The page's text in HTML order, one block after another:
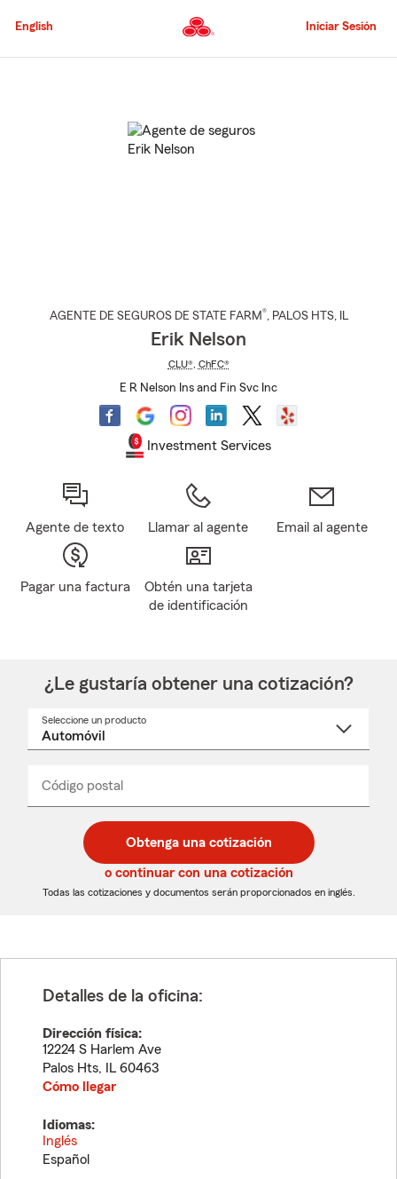
al
principal
English Iniciar Sesión
AGENTE DE SEGUROS DE STATE FARM®, PALOS HTS, IL
Erik Nelson
CLU®, ChFC®
E R Nelson Ins and Fin Svc Inc
Investment Services
Agente de texto Llamar al agente Email al agente
Pagar una factura
Obtén una tarjeta
de identificación
¿Le gustaría obtener una cotización?
Seleccione un producto
desplegable
Código postal
de
5
dígitos
de
5
dígitos
_____
Obtenga una cotización
o continuar con una cotización
Todas las cotizaciones y documentos serán proporcionados en inglés.
Detalles de la oficina:
Dirección física:
12224 S Harlem Ave
Palos Hts, IL 60463
Cómo llegar
Idiomas:
Inglés
Español